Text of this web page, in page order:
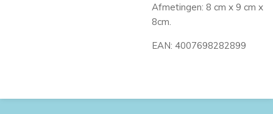
Afmetingen: 8 cm x 9 cm x
8cm.
EAN: 4007698282899